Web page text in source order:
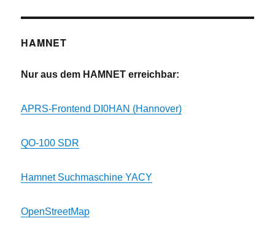
HAMNET
Nur aus dem HAMNET erreichbar:
APRS-Frontend DI0HAN (Hannover)
QO-100 SDR
Hamnet Suchmaschine YACY
OpenStreetMap